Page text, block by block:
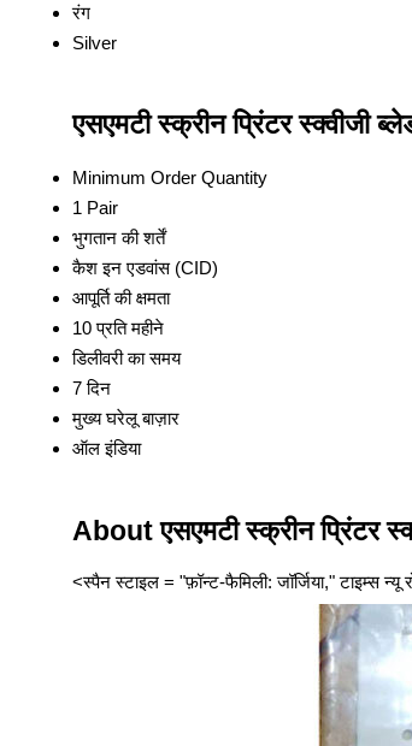
रंग
Silver
एसएमटी स्क्रीन प्रिंटर स्क्वीजी
Minimum Order Quantity
1 Pair
भुगतान की शर्तें
कैश इन एडवांस (CID)
आपूर्ति की क्षमता
10 प्रति महीने
डिलीवरी का समय
7 दिन
मुख्य घरेलू बाज़ार
ऑल इंडिया
About एसएमटी स्क्रीन प्रिंटर
<स्पैन स्टाइल = "फ़ॉन्ट-फैमिली: जॉर्जिया," टाइम्स